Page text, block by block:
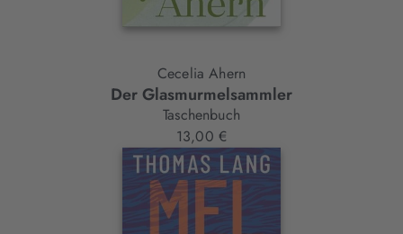
Cecelia Ahern
Der Glasmurmelsammler
Taschenbuch
13,00 €